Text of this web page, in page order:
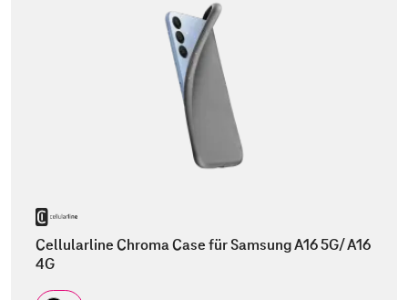
Cellularline Chroma Case für Samsung A16 5G/ A16
4G